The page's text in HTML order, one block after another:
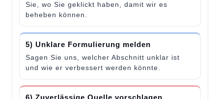
Sie, wo Sie geklickt haben, damit wir es
beheben können.
5) Unklare Formulierung melden
Sagen Sie uns, welcher Abschnitt unklar ist
und wie er verbessert werden könnte.
6) Zuverlässige Quelle vorschlagen